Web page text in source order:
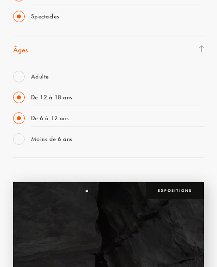
Spectacles
Âges
Adulte
De 12 à 18 ans
De 6 à 12 ans
Moins de 6 ans
EXPOSITIONS